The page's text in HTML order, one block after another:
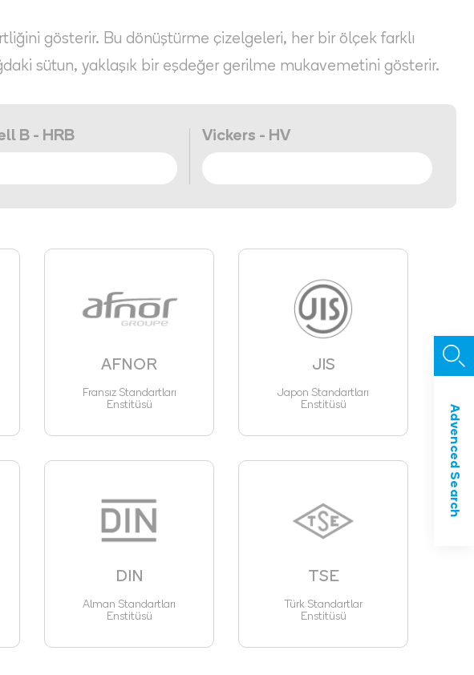
Advenced Search
gösterir. Bu dönüştürme çizelgeleri, her bir ölçek farklı
sütun, yaklaşık bir eşdeğer gerilme mukavemetini gösterir.
B - HRB Vickers - HV
AFNOR
Fransız Standartları
Enstitüsü
JIS
Japon Standartları
Enstitüsü
DIN
Alman Standartları
Enstitüsü
TSE
Türk Standartlar
Enstitüsü